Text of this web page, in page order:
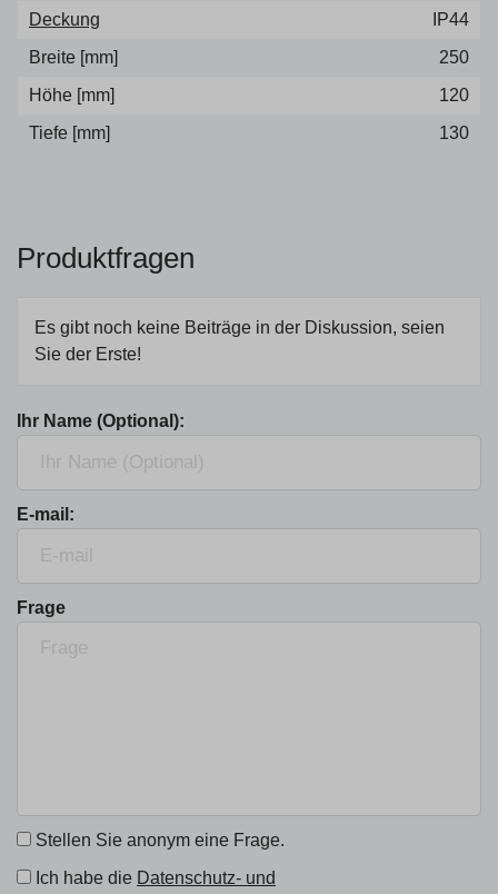
Deckung
IP44
Breite [mm]
250
Höhe [mm]
120
Tiefe [mm]
130
Produktfragen
Es gibt noch keine Beiträge in der Diskussion, seien
Sie der Erste!
Ihr Name (Optional):
E-mail:
Frage
Stellen Sie anonym eine Frage.
Ich habe die Datenschutz- und